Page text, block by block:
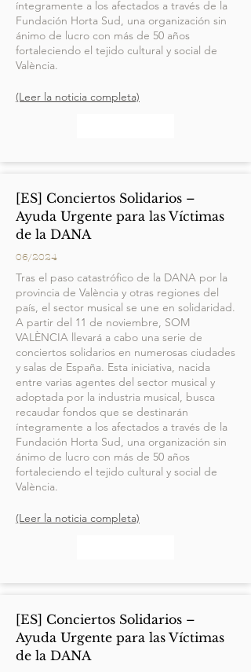
íntegramente a los afectados a través de la
Fundación Horta Sud, una organización sin
ánimo de lucro con más de 50 años
fortaleciendo el tejido cultural y social de
València.
(Leer la noticia completa)
[ES] Conciertos Solidarios –
Ayuda Urgente para las Víctimas
de la DANA
06/2024
Tras el paso catastrófico de la DANA por la
provincia de València y otras regiones del
país, el sector musical se une en solidaridad.
A partir del 11 de noviembre, SOM
VALÈNCIA llevará a cabo una serie de
conciertos solidarios en numerosas ciudades
y salas de España. Esta iniciativa, nacida
entre varias agentes del sector musical y
adoptada por la industria musical, busca
recaudar fondos que se destinarán
íntegramente a los afectados a través de la
Fundación Horta Sud, una organización sin
ánimo de lucro con más de 50 años
fortaleciendo el tejido cultural y social de
València.
(Leer la noticia completa)
[ES] Conciertos Solidarios –
Ayuda Urgente para las Víctimas
de la DANA